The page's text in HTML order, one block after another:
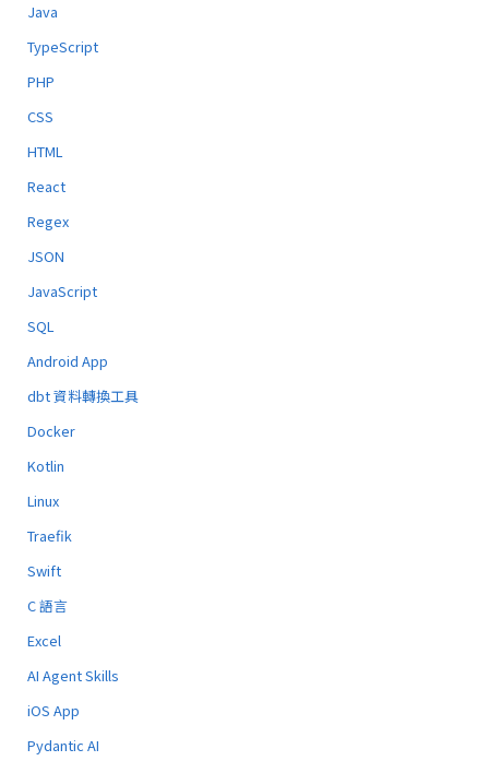
Java
TypeScript
PHP
CSS
HTML
React
Regex
JSON
JavaScript
SQL
Android App
dbt 資料轉換工具
Docker
Kotlin
Linux
Traefik
Swift
C 語言
Excel
AI Agent Skills
iOS App
Pydantic AI